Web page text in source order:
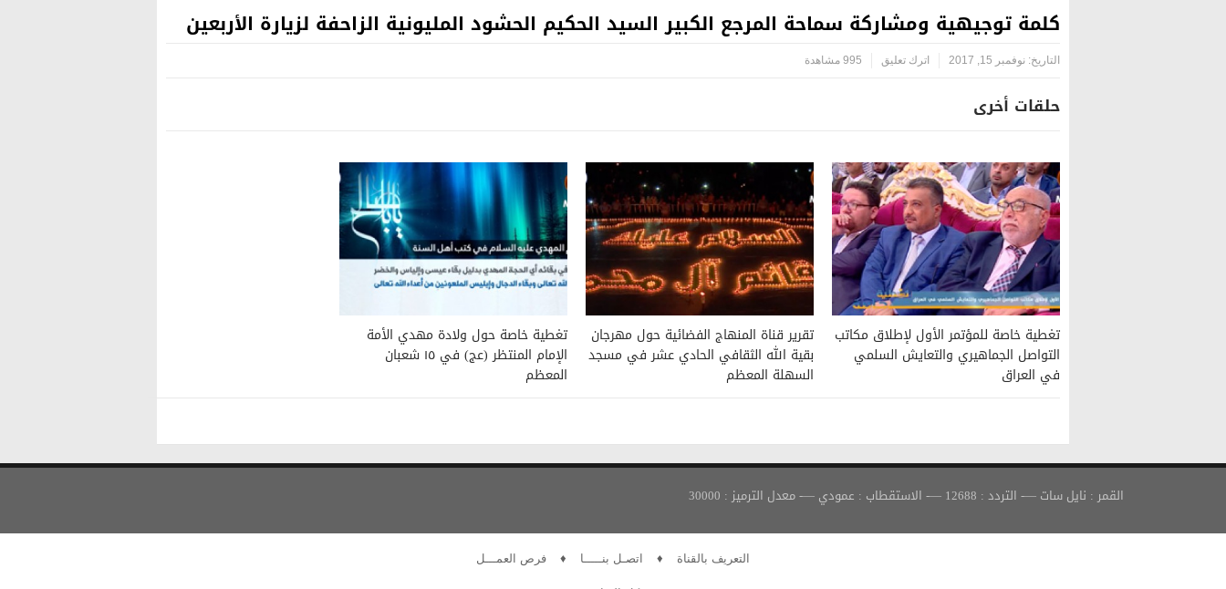
كلمة توجيهية ومشاركة سماحة المرجع الكبير السيد الحكيم الحشود المليونية الزاحفة لزيارة الأربعين
التاريخ: نوفمبر 15, 2017 اترك تعليق 995 مشاهدة
حلقات أخرى
تغطية خاصة للمؤتمر الأول لإطلاق مكاتب
التواصل الجماهيري والتعايش السلمي
في العراق
تقرير قناة المنهاج الفضائية حول مهرجان
بقية الله الثقافي الحادي عشر في مسجد
السهلة المعظم
تغطية خاصة حول ولادة مهدي الأمة
الإمام المنتظر (عج) في ١٥ شعبان
المعظم
القمر : نايل سات —- التردد : 12688 —- الاستقطاب : عمودي —- معدل الترميز : 30000
التعريف بالقناة ♦ اتصـل بنـــــا ♦ فرص العمـــل